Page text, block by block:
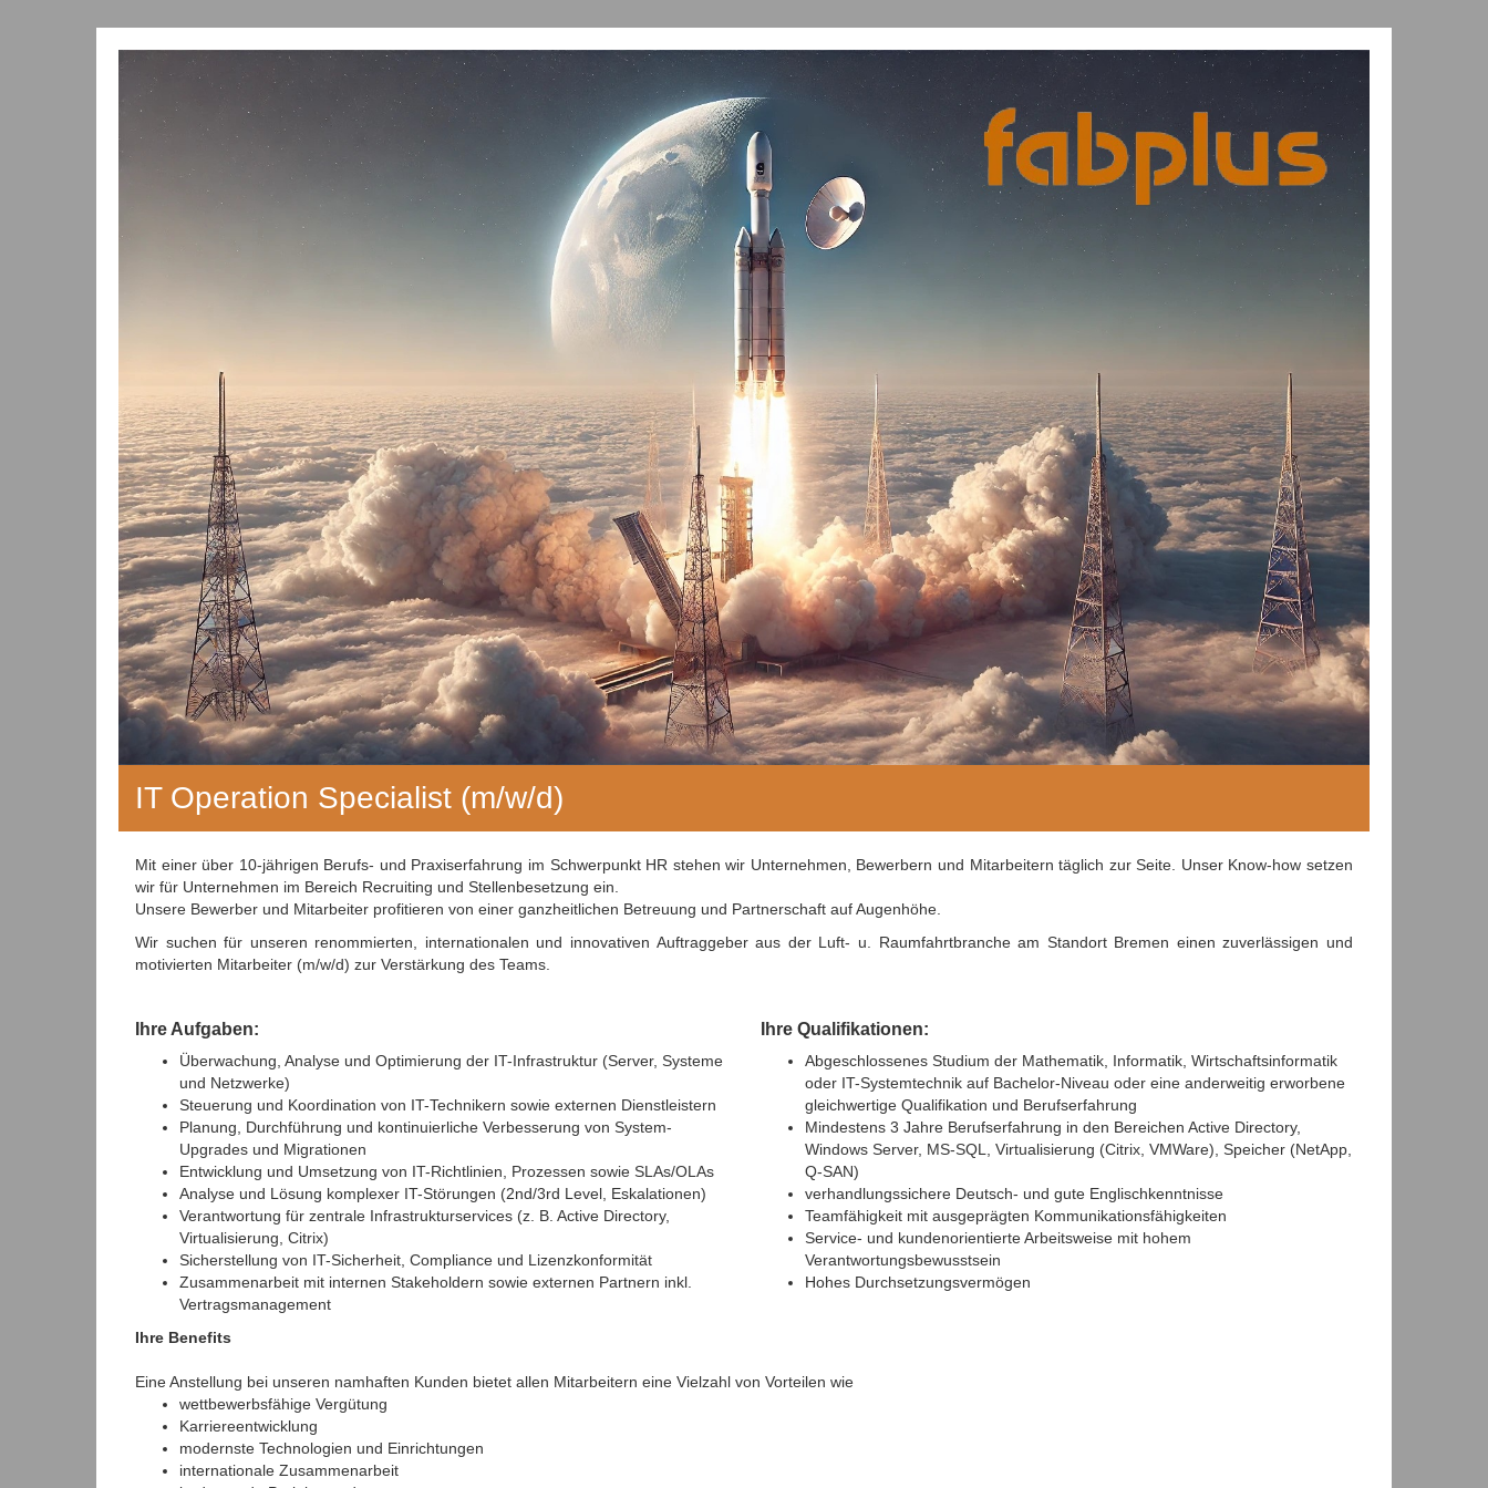
IT Operation Specialist (m/w/d)
Mit einer über 10-jährigen Berufs- und Praxiserfahrung im Schwerpunkt HR stehen wir Unternehmen, Bewerbern und Mitarbeitern täglich zur Seite. Unser Know-how setzen
wir für Unternehmen im Bereich Recruiting und Stellenbesetzung ein.
Unsere Bewerber und Mitarbeiter profitieren von einer ganzheitlichen Betreuung und Partnerschaft auf Augenhöhe.
Wir suchen für unseren renommierten, internationalen und innovativen Auftraggeber aus der Luft- u. Raumfahrtbranche am Standort Bremen einen zuverlässigen und
motivierten Mitarbeiter (m/w/d) zur Verstärkung des Teams.
Ihre Aufgaben:
Überwachung, Analyse und Optimierung der IT-Infrastruktur (Server, Systeme
und Netzwerke)
Steuerung und Koordination von IT-Technikern sowie externen Dienstleistern
Planung, Durchführung und kontinuierliche Verbesserung von System-
Upgrades und Migrationen
Entwicklung und Umsetzung von IT-Richtlinien, Prozessen sowie SLAs/OLAs
Analyse und Lösung komplexer IT-Störungen (2nd/3rd Level, Eskalationen)
Verantwortung für zentrale Infrastrukturservices (z. B. Active Directory,
Virtualisierung, Citrix)
Sicherstellung von IT-Sicherheit, Compliance und Lizenzkonformität
Zusammenarbeit mit internen Stakeholdern sowie externen Partnern inkl.
Vertragsmanagement
Ihre Qualifikationen:
Abgeschlossenes Studium der Mathematik, Informatik, Wirtschaftsinformatik
oder IT-Systemtechnik auf Bachelor-Niveau oder eine anderweitig erworbene
gleichwertige Qualifikation und Berufserfahrung
Mindestens 3 Jahre Berufserfahrung in den Bereichen Active Directory,
Windows Server, MS-SQL, Virtualisierung (Citrix, VMWare), Speicher (NetApp,
Q-SAN)
verhandlungssichere Deutsch- und gute Englischkenntnisse
Teamfähigkeit mit ausgeprägten Kommunikationsfähigkeiten
Service- und kundenorientierte Arbeitsweise mit hohem
Verantwortungsbewusstsein
Hohes Durchsetzungsvermögen
Ihre Benefits
Eine Anstellung bei unseren namhaften Kunden bietet allen Mitarbeitern eine Vielzahl von Vorteilen wie
wettbewerbsfähige Vergütung
Karriereentwicklung
modernste Technologien und Einrichtungen
internationale Zusammenarbeit